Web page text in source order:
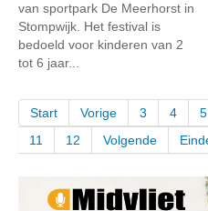
van sportpark De Meerhorst in
Stompwijk. Het festival is
bedoeld voor kinderen van 2
tot 6 jaar...
Start Vorige 3 4 5
11
12 Volgende